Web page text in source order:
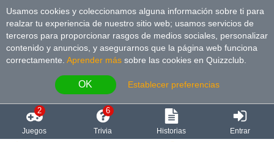
Usamos cookies y coleccionamos alguna información sobre ti para
realzar tu experiencia de nuestro sitio web; usamos servicios de
terceros para proporcionar rasgos de medios sociales, personalizar
contenido y anuncios, y asegurarnos que la página web funciona
correctamente. Aprender más sobre las cookies en Quizzclub.
OK Establecer preferencias
2
Juegos
6
Trivia Historias Entrar